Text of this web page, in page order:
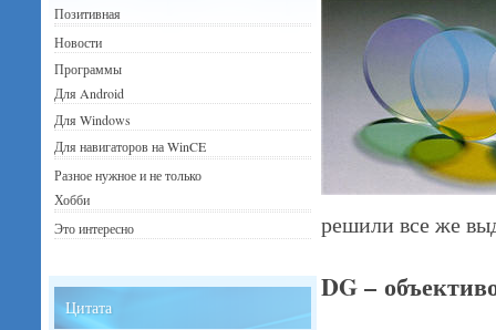
решили все же
DG –
Позитивная
Новости
Программы
Для Android
Для Windows
Для навигаторов на WinCE
Разное нужное и не только
Хобби
Это интересно
Цитата